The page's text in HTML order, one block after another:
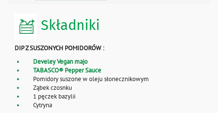
Składniki
DIP Z SUSZONYCH POMIDORÓW :
Develey Vegan majo
TABASCO® Pepper Sauce
Pomidory suszone w oleju słonecznikowym
Ząbek czosnku
1 pęczek bazylii
Cytryna